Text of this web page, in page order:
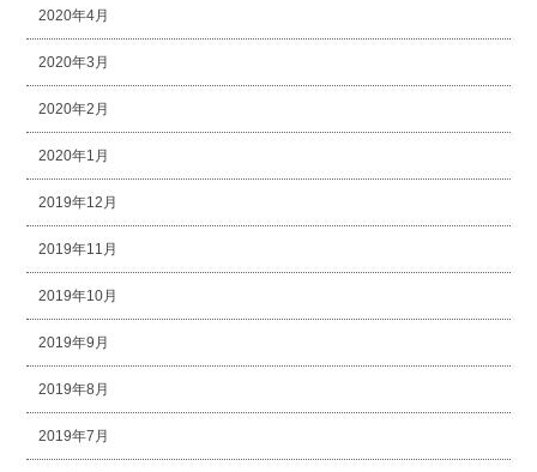
2020年4月
2020年3月
2020年2月
2020年1月
2019年12月
2019年11月
2019年10月
2019年9月
2019年8月
2019年7月